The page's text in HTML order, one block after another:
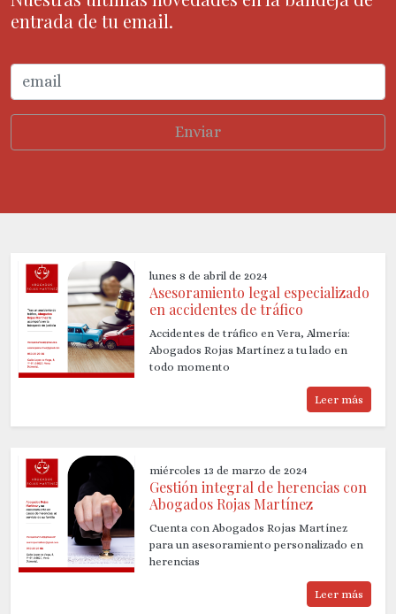
entrada de tu email.
Enviar
lunes 8 de abril de 2024
Asesoramiento legal especializado
en accidentes de tráfico
Accidentes de tráfico en Vera, Almería:
Abogados Rojas Martínez a tu lado en
todo momento
Leer más
miércoles 13 de marzo de 2024
Gestión integral de herencias con
Abogados Rojas Martínez
Cuenta con Abogados Rojas Martínez
para un asesoramiento personalizado en
herencias
Leer más